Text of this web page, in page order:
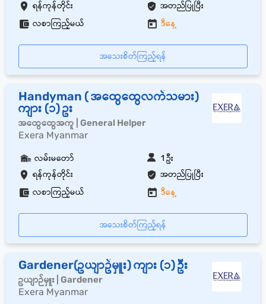
ရန်ကုန်တိုင်း အတည်ပြုပြီး
လစာကြည့်မယ် ဒီနေ့
အသေးစိတ်ကြည့်ရန်
Handyman ( အထွေထွေလက်သမား)
ကျား (၁) ဥး
အထွေထွေအကူ | General Helper
Exera Myanmar
ရန်ကုန်တိုင်း အတည်ပြုပြီး
လမ်းမတော် 1 ဦး
လစာကြည့်မယ် ဒီနေ့
အသေးစိတ်ကြည့်ရန်
Gardener(ဥယျာဥ်မှူး) ကျား (၁) ဦး
ဥယျာဉ်မှူး | Gardener
Exera Myanmar